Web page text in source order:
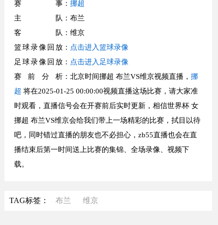
赛事： 挪超
主队 ：布兰
客队 ：维京
篮球录像回放： 点击进入篮球录像
足球录像回放： 点击进入足球录像
赛前分析：北京时间挪超 布兰VS维京视频直播， 挪
超 将在2025-01-25 00:00:00视频直播这场比赛，请大家准
时观看，直播信号会在开赛前后实时更新，相信世界杯 女
挪超 布兰VS维京会给我们带上一场精彩的比赛，拭目以待
吧，同时错过直播的朋友也不必担心，zb55直播也会在直
播结束后第一时间送上比赛的集锦、全场录像、视频下
载。
TAG标签： 布兰 维京